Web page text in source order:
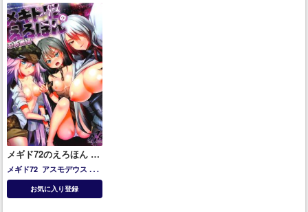
メギド72のえろほん 不
死者編
メギド72 アスモデウス ベ
リアルベレト
お気に入り登録